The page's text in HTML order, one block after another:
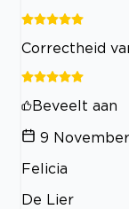
Correctheid
Beveelt aan
9
Felicia
De Lier